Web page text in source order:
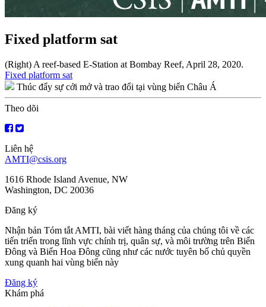
Fixed platform sat
(Right) A reef-based E-Station at Bombay Reef, April 28, 2020.
Điều
hướng
bài
viết
Fixed platform sat
Thúc đẩy sự cởi mở và trao đổi tại vùng biển Châu Á
Theo dõi
Liên hệ
AMTI@csis.org
1616 Rhode Island Avenue, NW
Washington, DC 20036
Đăng ký
Nhận bản Tóm tắt AMTI, bài viết hàng tháng của chúng tôi về các
tiến triển trong lĩnh vực chính trị, quân sự, và môi trường trên Biển
Đông và Biển Hoa Đông cũng như các nước tuyên bố chủ quyền
xung quanh hai vùng biển này
Đăng ký
Khám phá